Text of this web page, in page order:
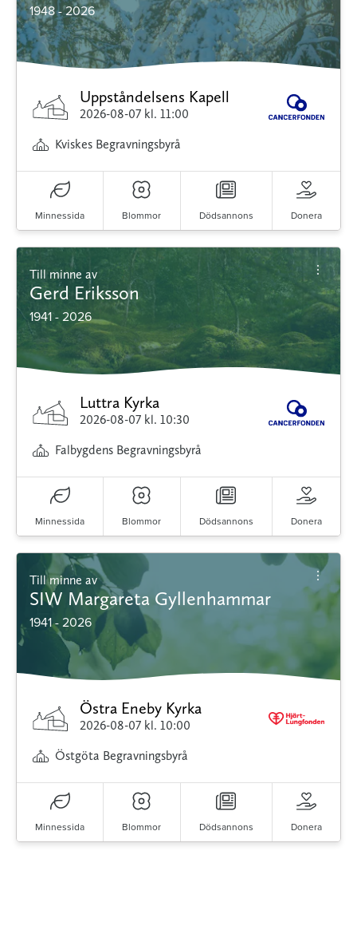
1948 - 2026
Uppståndelsens Kapell
2026-08-07 kl. 11:00
Kviskes Begravningsbyrå
Minnessida Blommor Dödsannons Donera
Till minne av
Gerd Eriksson
1941 - 2026
Luttra Kyrka
2026-08-07 kl. 10:30
Falbygdens Begravningsbyrå
Minnessida Blommor Dödsannons Donera
Till minne av
SIW Margareta Gyllenhammar
1941 - 2026
Östra Eneby Kyrka
2026-08-07 kl. 10:00
Östgöta Begravningsbyrå
Minnessida Blommor Dödsannons Donera